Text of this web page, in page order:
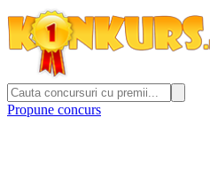
Propune concurs